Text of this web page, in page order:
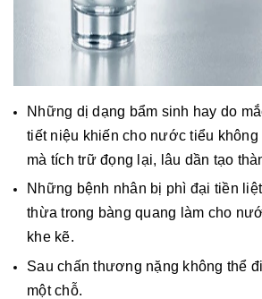
Những dị dạng bẩm sinh hay do
tiết niệu khiến cho nước tiểu
mà tích trữ đọng lại, lâu dần tạo
Những bệnh nhân bị phì đại tiền
thừa trong bàng quang làm cho
khe kẽ.
Sau chấn thương nặng không thể
một chỗ.